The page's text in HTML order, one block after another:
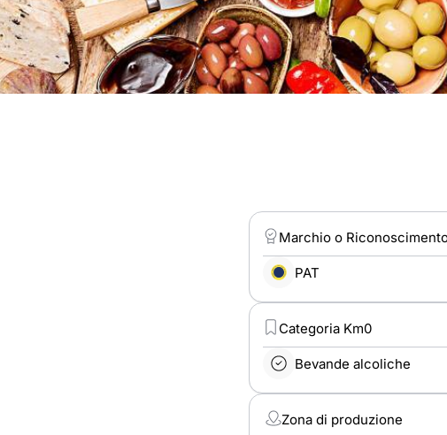
Marchio o
PAT
Categoria Km0
Bevande alcoliche
Zona di produzione